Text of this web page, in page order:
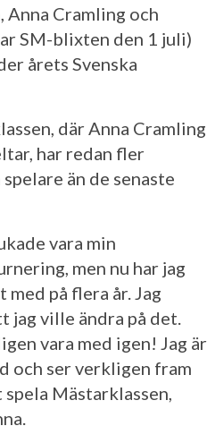
Cramling och
SM-blixten den 1 juli)
årets Svenska
där Anna Cramling
har redan fler
spelare än de senaste
vara min
men nu har jag
med på flera år. Jag
jag ville ändra på det.
vara med igen! Jag är
och ser verkligen fram
Mästarklassen,